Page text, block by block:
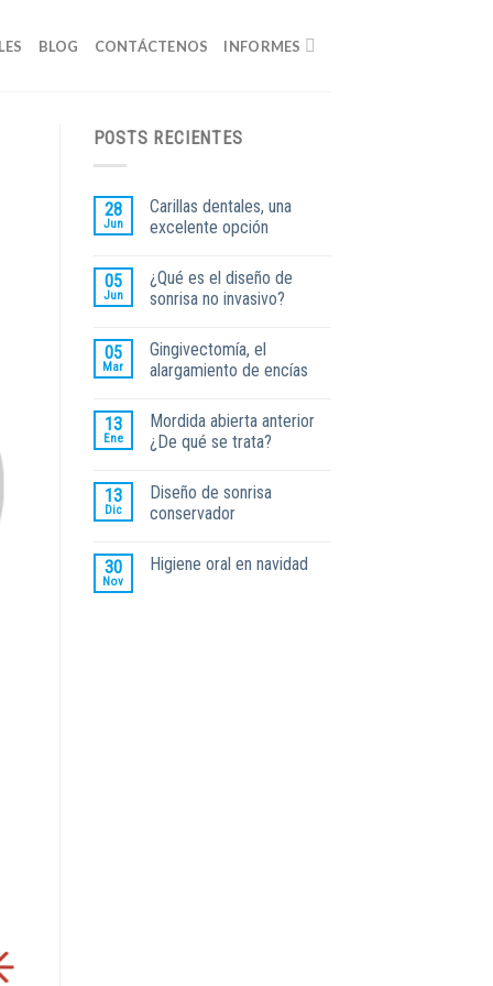
BLOG CONTÁCTENOS INFORMES
POSTS RECIENTES
28
Jun
Carillas dentales, una
excelente opción
05
Jun
¿Qué es el diseño de
sonrisa no invasivo?
05
Mar
Gingivectomía, el
alargamiento de encías
13
Ene
Mordida abierta anterior
¿De qué se trata?
13
Dic
Diseño de sonrisa
conservador
30
Nov
Higiene oral en navidad